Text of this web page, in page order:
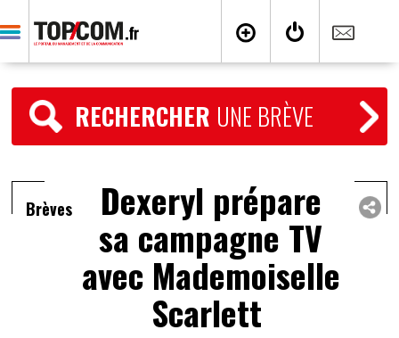
RECHERCHER UNE BRÈVE
Brèves Dexeryl prépare
sa campagne TV
avec Mademoiselle
Scarlett